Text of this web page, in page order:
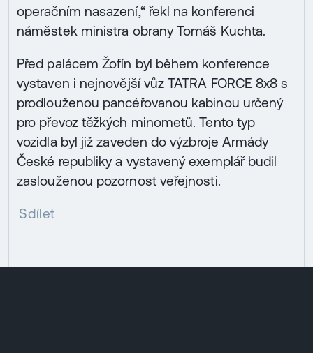
operačním nasazení,“ řekl na konferenci
náměstek ministra obrany Tomáš Kuchta.
Před palácem Žofín byl během konference
vystaven i nejnovější vůz TATRA FORCE 8x8 s
prodlouženou pancéřovanou kabinou určený
pro převoz těžkých minometů. Tento typ
vozidla byl již zaveden do výzbroje Armády
České republiky a vystavený exemplář budil
zaslouženou pozornost veřejnosti.
Sdílet